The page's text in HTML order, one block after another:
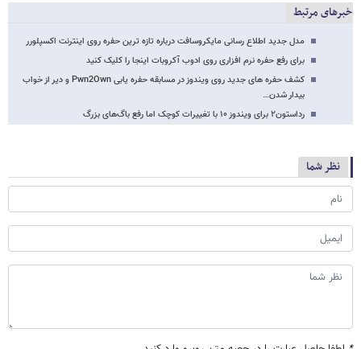
خبرهای مرتبط
مدل جدید اطلاع رسانی مایکروسافت درباره تازه ترین حفره روی اینترنت اکسپلورر
برای رفع حفره نرم افزاری روی ادوب آکروبات اینجا را کلیک کنید
کشف حفره های جدید روی ویندوز در مسابقه حفره یابی Pwn2Own و دیر از خواب
بیدار شدن…
رداستون۲ برای ویندوز ۱۰ با تغییرات کوچک اما رفع باگ‌های بزرگ
نظر شما